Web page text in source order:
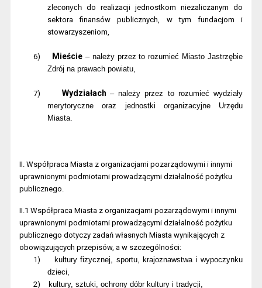
zleconych do realizacji jednostkom niezaliczanym do
sektora finansów publicznych, w tym fundacjom
i
stowarzyszeniom,
6) Mieście – należy przez to rozumieć Miasto Jastrzębie
Zdrój na prawach powiatu,
7) Wydziałach – należy przez to rozumieć wydziały
merytoryczne oraz jednostki organizacyjne Urzędu
Miasta.
II. Współpraca Miasta z organizacjami pozarządowymi i innymi
uprawnionymi podmiotami prowadzącymi działalność pożytku
publicznego.
II.1 Współpraca Miasta z organizacjami pozarządowymi i innymi
uprawnionymi podmiotami prowadzącymi działalność pożytku
publicznego dotyczy zadań własnych Miasta wynikających z
obowiązujących przepisów, a w szczególności:
1)
kultury fizycznej, sportu, krajoznawstwa i wypoczynku
dzieci,
2)
kultury, sztuki, ochrony dóbr kultury i tradycji,